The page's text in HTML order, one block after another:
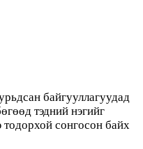
байгууллагуудад
тэдний нэгийг
тодорхой сонгосон байх